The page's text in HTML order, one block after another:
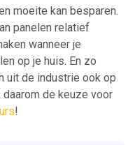
moeite kan besparen.
panelen relatief
wanneer je
op je huis. En zo
uit de industrie ook op
de keuze voor
!